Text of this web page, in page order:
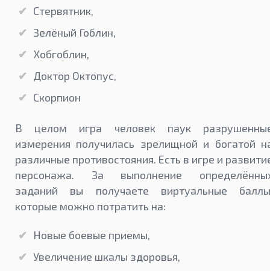
Стервятник,
Зелёный Гоблин,
Хобгоблин,
Доктор Октопус,
Скорпион
В целом игра человек паук
измерения получилась зрелищной и богатой
различные противостояния. Есть в игре и
персонажа. За выполнение
заданий вы получаете виртуальные
которые можно потратить на:
Новые боевые приемы,
Увеличение шкалы здоровья,